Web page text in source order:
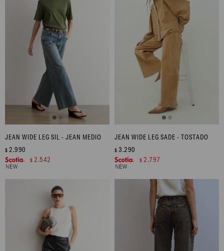
JEAN WIDE LEG SIL - JEAN MEDIO
$ 2.990
$ 2.542
JEAN WIDE LEG SADE - TOSTADO
$ 3.290
$ 2.797